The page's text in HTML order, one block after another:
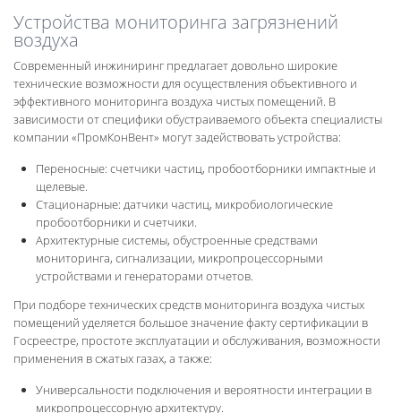
Устройства мониторинга загрязнений
воздуха
Современный инжиниринг предлагает довольно широкие
технические возможности для осуществления объективного и
эффективного мониторинга воздуха чистых помещений. В
зависимости от специфики обустраиваемого объекта специалисты
компании «ПромКонВент» могут задействовать устройства:
Переносные: счетчики частиц, пробоотборники импактные и
щелевые.
Стационарные: датчики частиц, микробиологические
пробоотборники и счетчики.
Архитектурные системы, обустроенные средствами
мониторинга, сигнализации, микропроцессорными
устройствами и генераторами отчетов.
При подборе технических средств мониторинга воздуха чистых
помещений уделяется большое значение факту сертификации в
Госреестре, простоте эксплуатации и обслуживания, возможности
применения в сжатых газах, а также:
Универсальности подключения и вероятности интеграции в
микропроцессорную архитектуру.